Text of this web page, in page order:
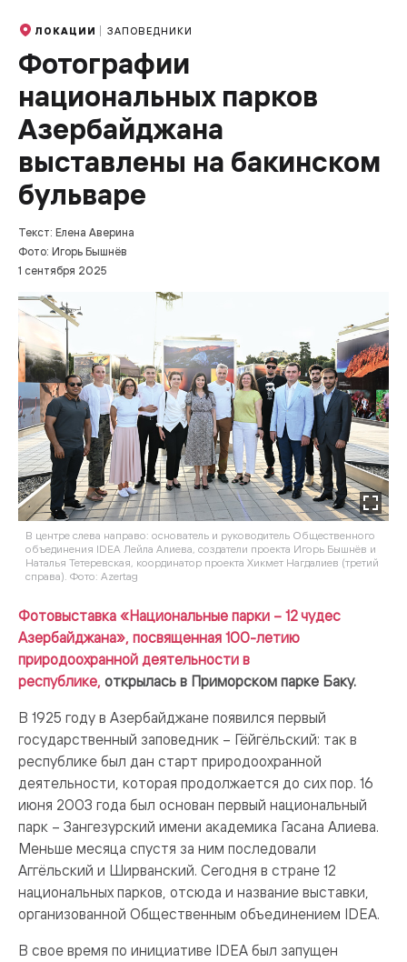
ЛОКАЦИИ ЗАПОВЕДНИКИ
Фотографии
национальных парков
Азербайджана
выставлены на бакинском
бульваре
Текст: Елена Аверина
Фото: Игорь Бышнёв
1 сентября 2025
В центре слева направо: основатель и руководитель Общественного
объединения IDEA Лейла Алиева, создатели проекта Игорь Бышнёв и
Наталья Тетеревская, координатор проекта Хикмет Нагдалиев (третий
справа). Фото: Azertag
Фотовыставка «Национальные парки – 12 чудес
Азербайджана», посвященная 100-летию
природоохранной деятельности в
республике, открылась в Приморском парке Баку.
В 1925 году в Азербайджане появился первый
государственный заповедник – Гёйгёльский: так в
республике был дан старт природоохранной
деятельности, которая продолжается до сих пор. 16
июня 2003 года был основан первый национальный
парк – Зангезурский имени академика Гасана Алиева.
Меньше месяца спустя за ним последовали
Аггёльский и Ширванский. Сегодня в стране 12
национальных парков, отсюда и название выставки,
организованной Общественным объединением IDEA.
В свое время по инициативе IDEA был запущен